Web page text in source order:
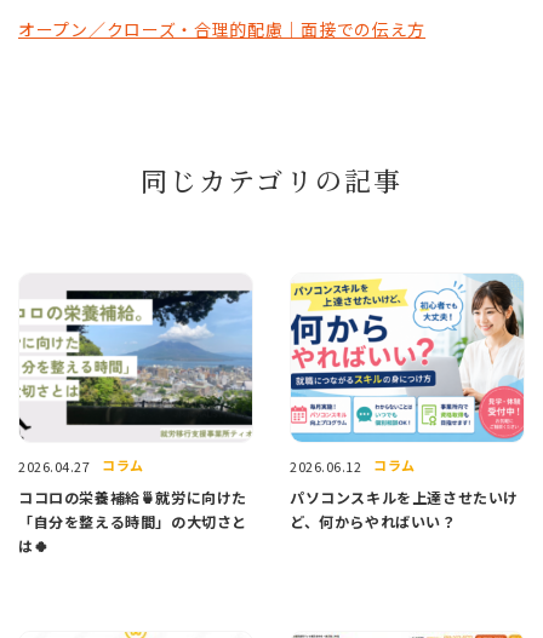
オープン／クローズ・合理的配慮｜面接での伝え方
同じカテゴリの記事
2026.04.27 コラム
ココロの栄養補給🍵就労に向けた
「自分を整える時間」の大切さと
は🍀
2026.06.12 コラム
パソコンスキルを上達させたいけ
ど、何からやればいい？